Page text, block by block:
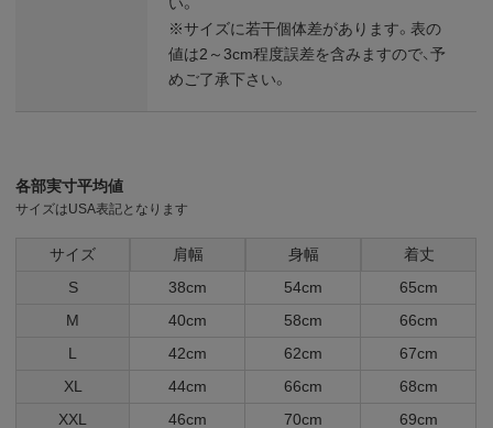
※サイズに若干個体差があります。表の
値は2～3cm程度誤差を含みますので、予
めご了承下さい。
各部実寸平均値
サイズはUSA表記となります
サイズ 肩幅 身幅
着丈
S
38cm 54cm
65cm
M
40cm 58cm
66cm
L
42cm 62cm
67cm
XL
44cm 66cm
68cm
XXL
46cm 70cm 69cm